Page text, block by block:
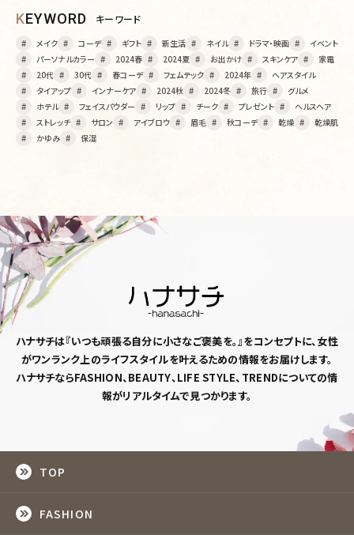
KEYWORD キーワード
メイク コーデ ギフト 新生活 ネイル ドラマ・映画
イベント
パーソナルカラー
2024春 2024夏 お出かけ スキンケア
家電
20代
30代 春コーデ フェムテック 2024年
ヘアスタイル
タイアップ
インナーケア 2024秋 2024冬 旅行
グルメ
ホテル
フェイスパウダー リップ チーク プレゼント
ヘルスヘア
ストレッチ
サロン アイブロウ 眉毛 秋コーデ 乾燥
乾燥肌
かゆみ
保湿
ハナサチは『いつも頑張る自分に小さなご褒美を。』をコンセプトに、女性
がワンランク上のライフスタイルを叶えるための情報をお届けします。
ハナサチならFASHION、BEAUTY、LIFE STYLE、TRENDについての情
報がリアルタイムで見つかります。
TOP
FASHION